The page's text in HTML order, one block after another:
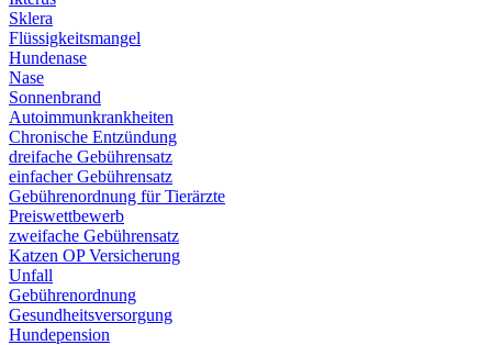
Sklera
Flüssigkeitsmangel
Hundenase
Nase
Sonnenbrand
Autoimmunkrankheiten
Chronische Entzündung
dreifache Gebührensatz
einfacher Gebührensatz
Gebührenordnung für Tierärzte
Preiswettbewerb
zweifache Gebührensatz
Katzen OP Versicherung
Unfall
Gebührenordnung
Gesundheitsversorgung
Hundepension